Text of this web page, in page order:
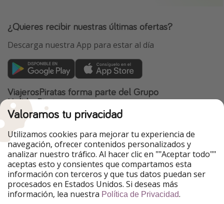
¿Quieres recibir nuestras últimas ofertas?
Descarga nuestra App para estar al día
ViajerosPiratas forma parte del Grupo
HolidayPirates
Nuestros mercados
PiratinViaggio
HolidayPirates
VakantiePiraten
WakacyjniPiraci
VoyagesPirates
Ferienpiraten
Urlaubspiraten
Urlaubspiraten
TravelPirates
Nuestro grupo
Valoramos tu privacidad
Utilizamos cookies para mejorar tu experiencia de
navegación, ofrecer contenidos personalizados y
analizar nuestro tráfico. Al hacer clic en ""Aceptar todo""
aceptas esto y consientes que compartamos esta
información con terceros y que tus datos puedan ser
procesados en Estados Unidos. Si deseas más
información, lea nuestra Política de Privacidad.